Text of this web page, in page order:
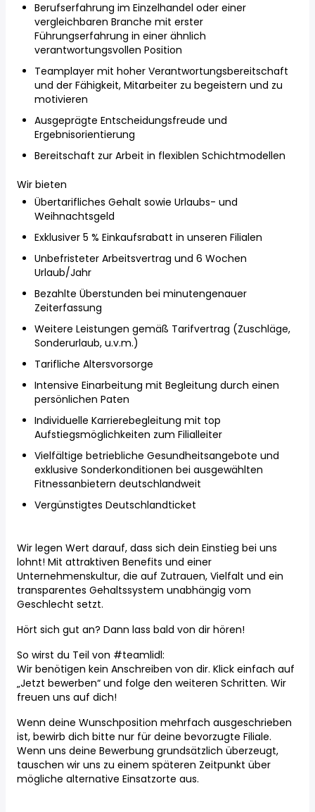
Berufserfahrung im Einzelhandel oder einer
vergleichbaren Branche mit erster
Führungserfahrung in einer ähnlich
verantwortungsvollen Position
Teamplayer mit hoher Verantwortungsbereitschaft
und der Fähigkeit, Mitarbeiter zu begeistern und zu
motivieren
Ausgeprägte Entscheidungsfreude und
Ergebnisorientierung
Bereitschaft zur Arbeit in flexiblen Schichtmodellen
Wir bieten
Übertarifliches Gehalt sowie Urlaubs- und
Weihnachtsgeld
Exklusiver 5 % Einkaufsrabatt in unseren Filialen
Unbefristeter Arbeitsvertrag und 6 Wochen
Urlaub/Jahr
Bezahlte Überstunden bei minutengenauer
Zeiterfassung
Weitere Leistungen gemäß Tarifvertrag (Zuschläge,
Sonderurlaub, u.v.m.)
Tarifliche Altersvorsorge
Intensive Einarbeitung mit Begleitung durch einen
persönlichen Paten
Individuelle Karrierebegleitung mit top
Aufstiegsmöglichkeiten zum Filialleiter
Vielfältige betriebliche Gesundheitsangebote und
exklusive Sonderkonditionen bei ausgewählten
Fitnessanbietern deutschlandweit
Vergünstigtes Deutschlandticket
Wir legen Wert darauf, dass sich dein Einstieg bei uns
lohnt! Mit attraktiven Benefits und einer
Unternehmenskultur, die auf Zutrauen, Vielfalt und ein
transparentes Gehaltssystem unabhängig vom
Geschlecht setzt.
Hört sich gut an? Dann lass bald von dir hören!
So wirst du Teil von #teamlidl:
Wir benötigen kein Anschreiben von dir. Klick einfach auf
„Jetzt bewerben“ und folge den weiteren Schritten. Wir
freuen uns auf dich!
Wenn deine Wunschposition mehrfach ausgeschrieben
ist, bewirb dich bitte nur für deine bevorzugte Filiale.
Wenn uns deine Bewerbung grundsätzlich überzeugt,
tauschen wir uns zu einem späteren Zeitpunkt über
mögliche alternative Einsatzorte aus.